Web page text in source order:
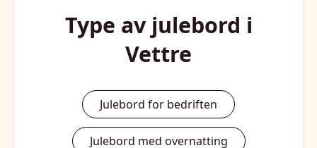
Type av julebord i
Vettre
Julebord for bedriften
Julebord med overnatting